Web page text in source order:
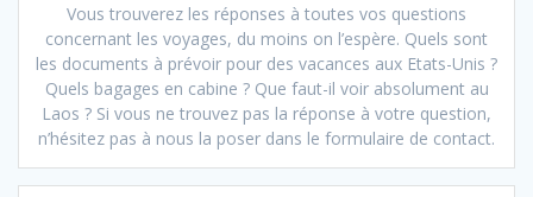
Vous trouverez les réponses à toutes vos questions
concernant les voyages, du moins on l’espère. Quels sont
les documents à prévoir pour des vacances aux Etats-Unis ?
Quels bagages en cabine ? Que faut-il voir absolument au
Laos ? Si vous ne trouvez pas la réponse à votre question,
n’hésitez pas à nous la poser dans le formulaire de contact.